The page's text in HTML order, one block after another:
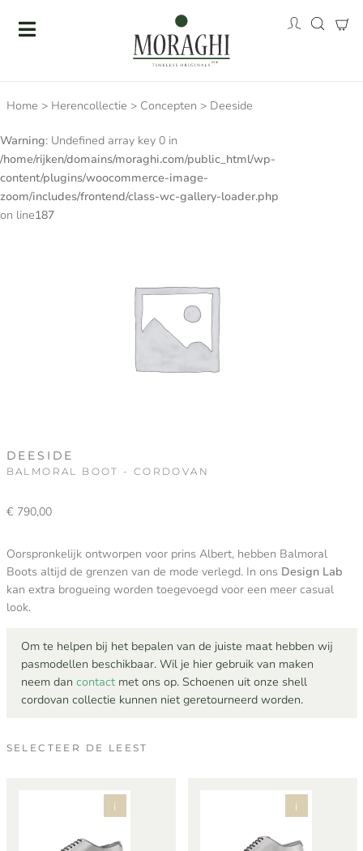
Home > Herencollectie > Concepten > Deeside
Warning: Undefined array key 0 in
/home/rijken/domains/moraghi.com/public_html/wp-
content/plugins/woocommerce-image-
zoom/includes/frontend/class-wc-gallery-loader.php
on line187
DEESIDE
BALMORAL BOOT - CORDOVAN
€ 790,00
Oorspronkelijk ontworpen voor prins Albert, hebben Balmoral
Boots altijd de grenzen van de mode verlegd. In ons Design Lab
kan extra brogueing worden toegevoegd voor een meer casual
look.
Om te helpen bij het bepalen van de juiste maat hebben wij
pasmodellen beschikbaar. Wil je hier gebruik van maken
neem dan contact met ons op. Schoenen uit onze shell
cordovan collectie kunnen niet geretourneerd worden.
SELECTEER DE LEEST
i i